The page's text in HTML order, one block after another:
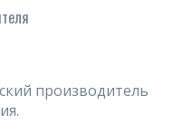
производитель